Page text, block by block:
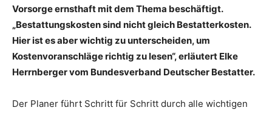
Vorsorge ernsthaft mit dem Thema beschäftigt.
„Bestattungskosten sind nicht gleich Bestatterkosten.
Hier ist es aber wichtig zu unterscheiden, um
Kostenvoranschläge richtig zu lesen“, erläutert Elke
Herrnberger vom Bundesverband Deutscher Bestatter.
Der Planer führt Schritt für Schritt durch alle wichtigen